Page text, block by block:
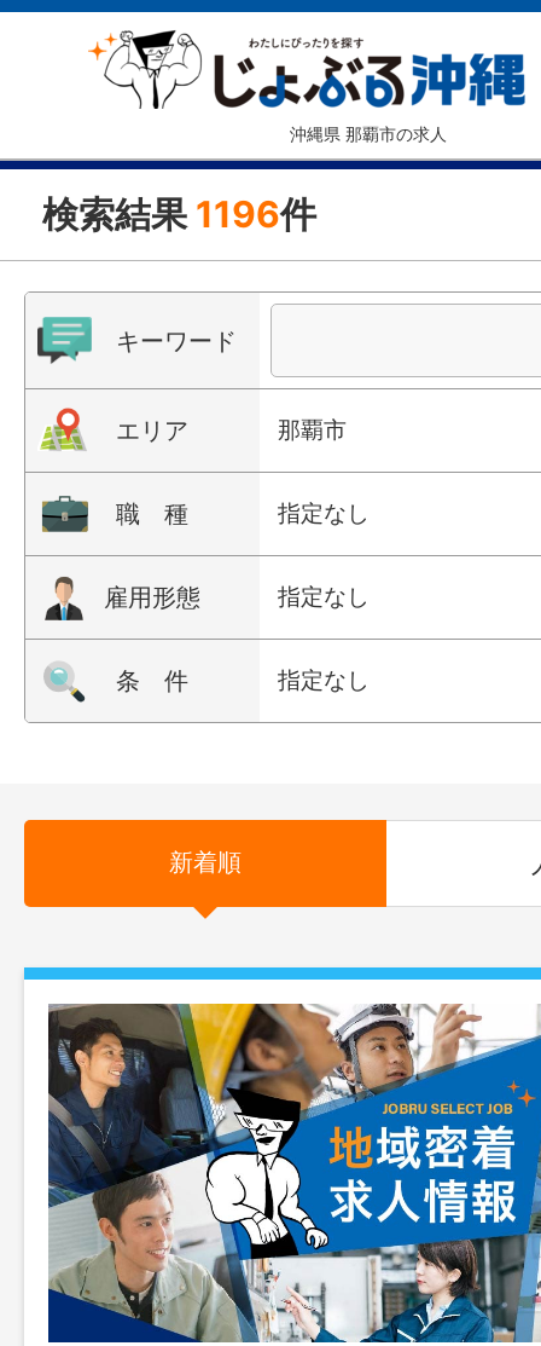
沖縄県 那覇市の求人
検索結果 1196件
キーワード
エリア 那覇市
職 種 指定なし
雇用形態 指定なし
条 件 指定なし
新着順